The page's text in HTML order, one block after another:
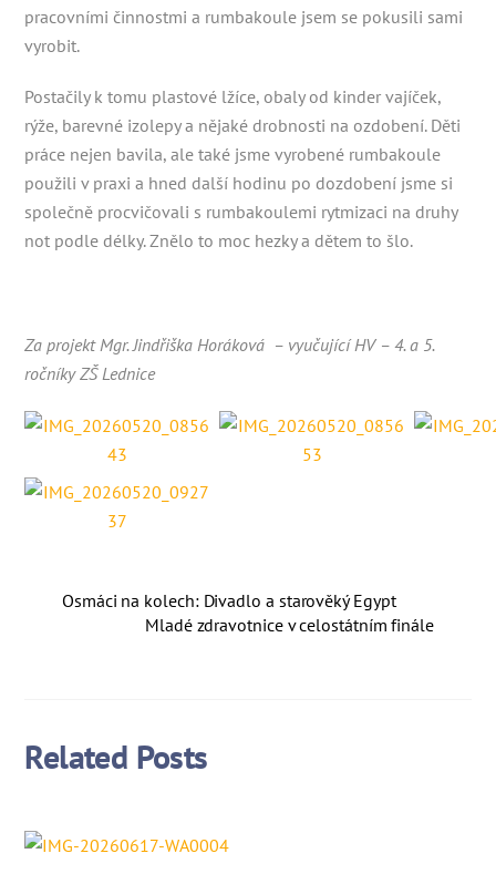
pracovními činnostmi a rumbakoule jsem se pokusili sami
vyrobit.
Postačily k tomu plastové lžíce, obaly od kinder vajíček,
rýže, barevné izolepy a nějaké drobnosti na ozdobení. Děti
práce nejen bavila, ale také jsme vyrobené rumbakoule
použili v praxi a hned další hodinu po dozdobení jsme si
společně procvičovali s rumbakoulemi rytmizaci na druhy
not podle délky. Znělo to moc hezky a dětem to šlo.
Za projekt Mgr. Jindřiška Horáková – vyučující HV – 4. a 5.
ročníky ZŠ Lednice
Osmáci na kolech: Divadlo a starověký Egypt
Mladé zdravotnice v celostátním finále
Related Posts